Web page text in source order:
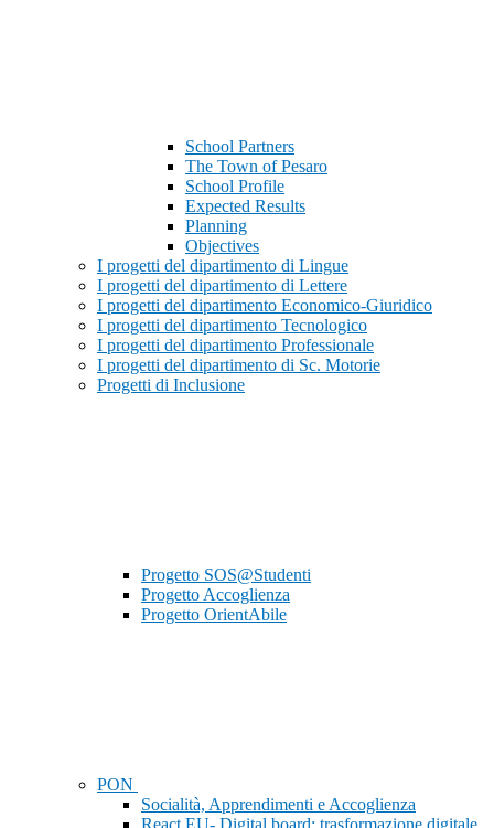
School Partners
The Town of Pesaro
School Profile
Expected Results
Planning
Objectives
I progetti del dipartimento di Lingue
I progetti del dipartimento di Lettere
I progetti del dipartimento Economico-Giuridico
I progetti del dipartimento Tecnologico
I progetti del dipartimento Professionale
I progetti del dipartimento di Sc. Motorie
Progetti di Inclusione
Progetto SOS@Studenti
Progetto Accoglienza
Progetto OrientAbile
PON
Socialità, Apprendimenti e Accoglienza